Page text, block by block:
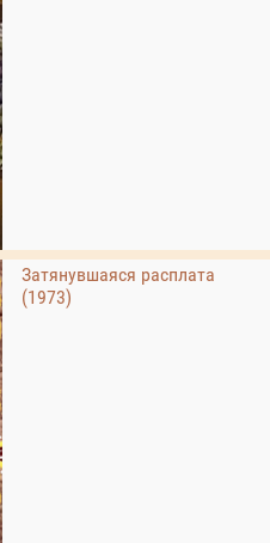
Затянувшаяся расплата
(1973)